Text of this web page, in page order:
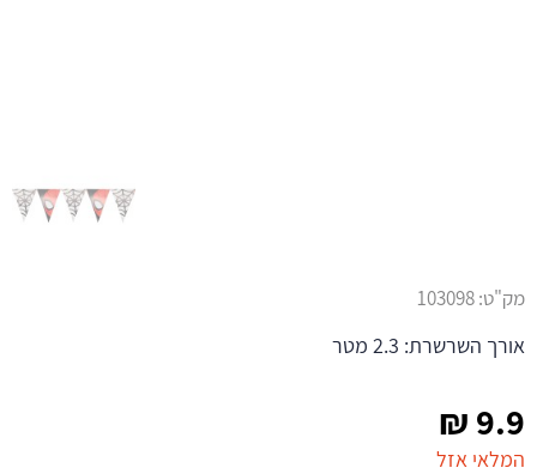
9.9
₪
המלאי אזל
מק"ט:103098
אורך השרשרת: 2.3 מטר